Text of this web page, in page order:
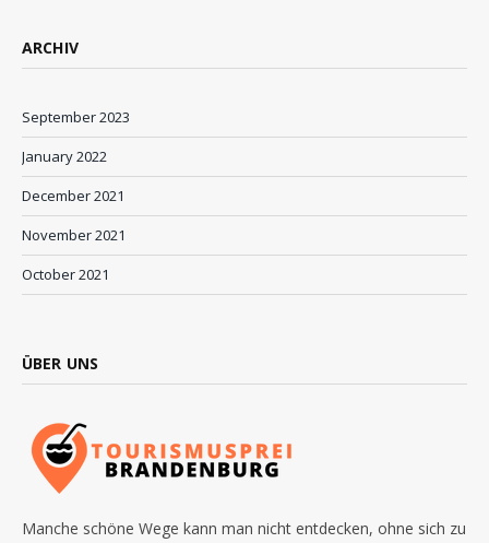
ARCHIV
September 2023
January 2022
December 2021
November 2021
October 2021
ÜBER UNS
Manche schöne Wege kann man nicht entdecken, ohne sich zu